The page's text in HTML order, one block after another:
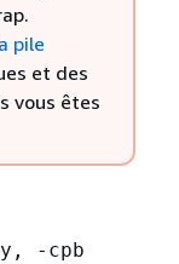
pile
et des
vous êtes
-cpb